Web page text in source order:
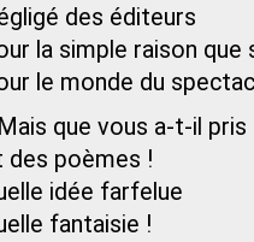
des éditeurs
la simple raison
le monde du
que vous a-t-il
des poèmes !
idée farfelue
fantaisie !